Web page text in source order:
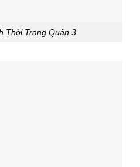
Thời Trang Quận 3